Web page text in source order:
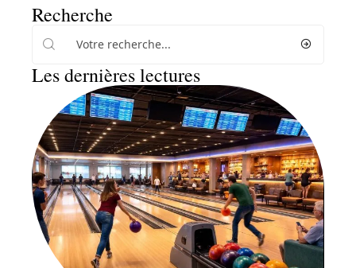
Recherche
Les dernières lectures